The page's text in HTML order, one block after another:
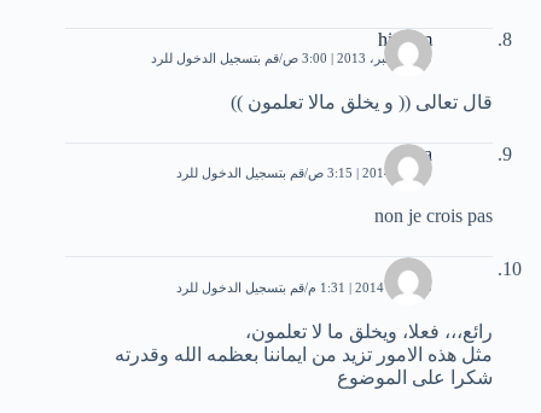
hisham
19 ديسمبر، 2013 | 3:00 ص قم بتسجيل الدخول للرد
قال تعالى (( و يخلق مالا تعلمون ))
asma
9 يناير، 2014 | 3:15 ص قم بتسجيل الدخول للرد
non je crois pas
مريم
29 يناير، 2014 | 1:31 م قم بتسجيل الدخول للرد
رائع،،، فعلا، ويخلق ما لا تعلمون،
مثل هذه الامور تزيد من ايماننا بعظمه الله وقدرته
شكرا على الموضوع